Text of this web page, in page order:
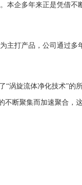
企多年来正是凭借不
打产品，公司通过多
旋流体净化技术”的
断聚集而加速聚合，